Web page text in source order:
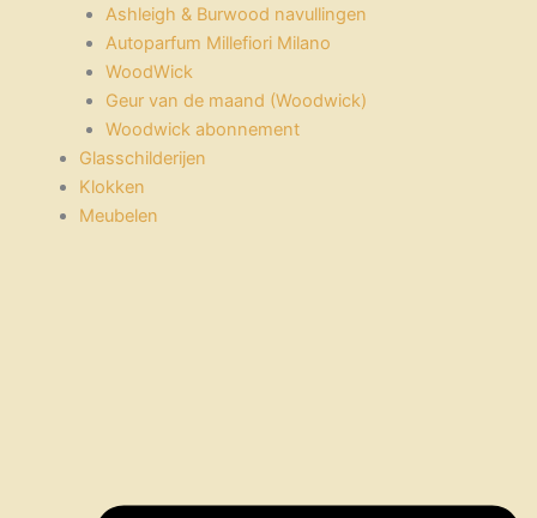
Ashleigh & Burwood navullingen
Autoparfum Millefiori Milano
WoodWick
Geur van de maand (Woodwick)
Woodwick abonnement
Glasschilderijen
Klokken
Meubelen